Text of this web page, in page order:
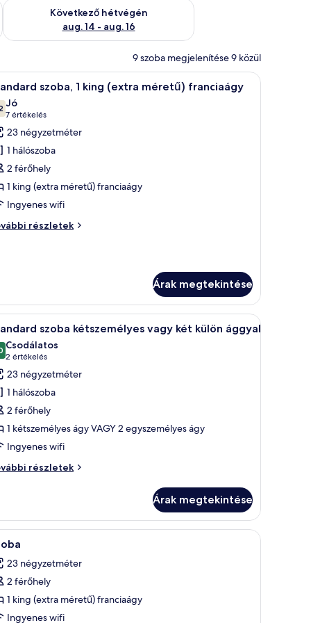
aug. 7 - aug. 9
Következő hétvégén
aug. 14 - aug. 16
A következő hétvégi rendelkezésre állás ellenőrzése: aug. 14 -
9 szoba megjelenítése 9 közül
ágy, két éjjeliszekrény, egy íróasztal székkkel és egy ajtó található.
Egy modern szállodai szoba, amelyben egy
6 szoba, 1 king (extra méretű) franciaágy
ből 7,2
Jó
7 értékelés
(7
értékelés)
23 négyzetméter
1 hálószoba
2 férőhely
1 king (extra méretű) franciaágy
Ingyenes wifi
részletek
Árak megtekintése
nagy ágy, éjjeliszekrények, íróasztal és televízió található.
Egy modern szállodai szoba íróasztallal,
8 szoba kétszemélyes vagy két külön ággyal
ből 9,0
Csodálatos
2 értékelés
(2
értékelés)
23 négyzetméter
1 hálószoba
2 férőhely
1 kétszemélyes ágy VAGY 2 egyszemélyes ágy
Ingyenes wifi
részletek
Árak megtekintése
Prémium ágynemű és széf a szobában
8
23 négyzetméter
2 férőhely
1 king (extra méretű) franciaágy
Ingyenes wifi